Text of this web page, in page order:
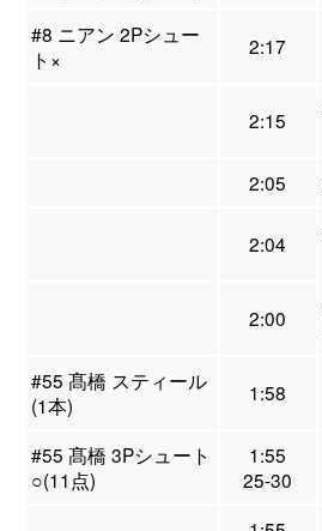
#8 ニアン 2Pシュー
ト×
2:17
2:15
2:05
2:04
2:00
#55 髙橋 スティール
(1本)
1:58
#55 髙橋 3Pシュート
○(11点)
1:55
25-30